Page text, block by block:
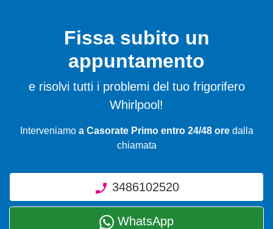
Fissa subito un
appuntamento
e risolvi tutti i problemi del tuo frigorifero
Whirlpool!
Interveniamo a Casorate Primo entro 24/48 oredalla
chiamata
3486102520
WhatsApp